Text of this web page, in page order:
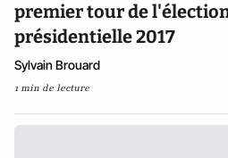
premier tour de
présidentielle 2017
Sylvain Brouard
1 min de lecture